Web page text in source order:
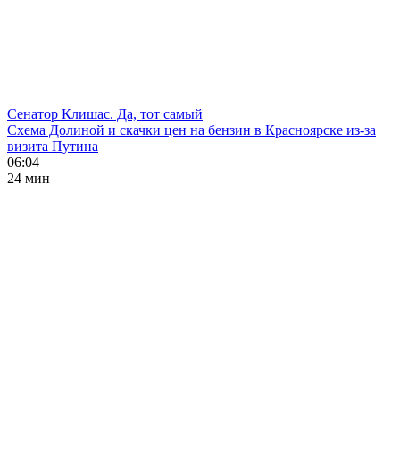
Сенатор Клишас. Да, тот самый
Схема Долиной и скачки цен на бензин в Красноярске из-за
визита Путина
06:04
24 мин